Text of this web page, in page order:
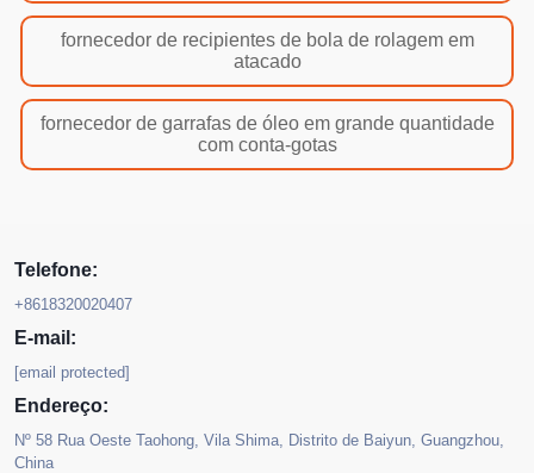
fornecedor de recipientes de bola de rolagem em
atacado
fornecedor de garrafas de óleo em grande quantidade
com conta-gotas
Telefone:
+8618320020407
E-mail:
[email protected]
Endereço:
Nº 58 Rua Oeste Taohong, Vila Shima, Distrito de Baiyun, Guangzhou,
China